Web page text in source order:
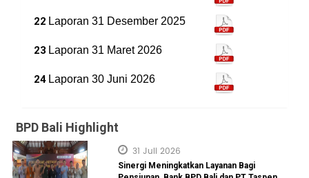
22 Laporan 31 Desember 2025
23 Laporan 31 Maret 2026
24 Laporan 30 Juni 2026
BPD Bali Highlight
31 Juli 2026
Sinergi Meningkatkan Layanan Bagi